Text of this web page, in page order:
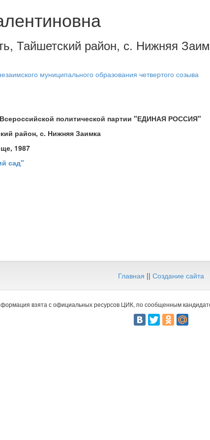
Тайшетский район, с. Нижняя
муниципального образования четвертого созыва
политической партии "ЕДИНАЯ РОССИЯ"
район, с. Нижняя Заимка
1987
сад"
Главная || Создание сайта
взята с официальных ресурсов ЦИК, по сообщенным